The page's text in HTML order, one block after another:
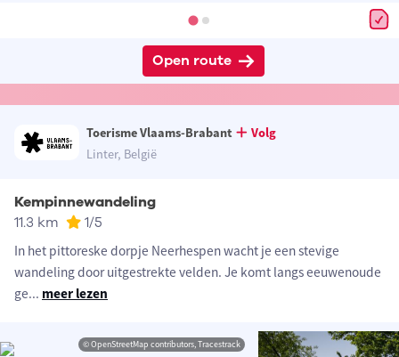
Open route
Toerisme Vlaams-Brabant
Volg
Linter, België
Kempinnewandeling
11.3 km 1/5
In het pittoreske dorpje Neerhespen wacht je een stevige
wandeling door uitgestrekte velden. Je komt langs eeuwenoude
ge... meer lezen
© OpenStreetMap contributors, Tracestrack